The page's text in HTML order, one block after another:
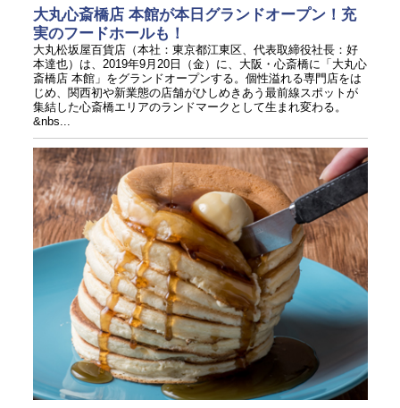
大丸心斎橋店 本館が本日グランドオープン！充
実のフードホールも！
大丸松坂屋百貨店（本社：東京都江東区、代表取締役社長：好
本達也）は、2019年9月20日（金）に、大阪・心斎橋に「大丸心
斎橋店 本館」をグランドオープンする。個性溢れる専門店をは
じめ、関西初や新業態の店舗がひしめきあう最前線スポットが
集結した心斎橋エリアのランドマークとして生まれ変わる。
&nbs...